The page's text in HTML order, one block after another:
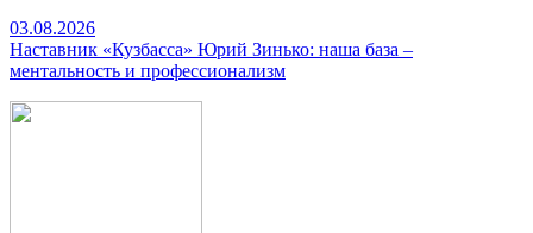
03.08.2026
Наставник «Кузбасса» Юрий Зинько: наша база –
ментальность и профессионализм